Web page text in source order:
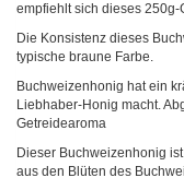
empfiehlt sich dieses 250g-
Die Konsistenz dieses
typische braune Farbe.
Buchweizenhonig hat ein
Liebhaber-Honig macht.
Getreidearoma
Dieser Buchweizenhonig
aus den Blüten des